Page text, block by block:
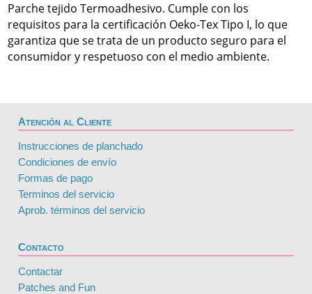
Parche tejido Termoadhesivo. Cumple con los
requisitos para la certificación Oeko-Tex Tipo I, lo que
garantiza que se trata de un producto seguro para el
consumidor y respetuoso con el medio ambiente.
Atención al Cliente
Instrucciones de planchado
Condiciones de envío
Formas de pago
Terminos del servicio
Aprob. términos del servicio
Contacto
Contactar
Patches and Fun